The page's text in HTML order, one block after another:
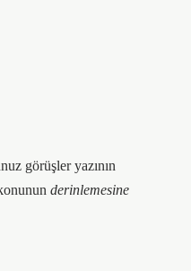
görüşler yazının
derinlemesine